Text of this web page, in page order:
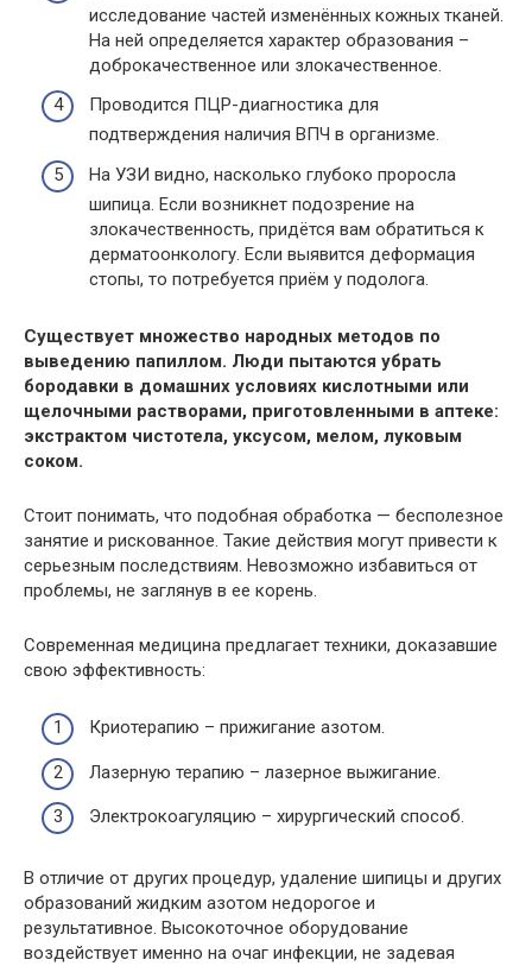
исследование частей изменённых кожных тканей.
На ней определяется характер образования –
доброкачественное или злокачественное.
Проводится ПЦР-диагностика для
подтверждения наличия ВПЧ в организме.
На УЗИ видно, насколько глубоко проросла
шипица. Если возникнет подозрение на
злокачественность, придётся вам обратиться к
дерматоонкологу. Если выявится деформация
стопы, то потребуется приём у подолога.
Существует множество народных методов по
выведению папиллом. Люди пытаются убрать
бородавки в домашних условиях кислотными или
щелочными растворами, приготовленными в аптеке:
экстрактом чистотела, уксусом, мелом, луковым
соком.
Стоит понимать, что подобная обработка — бесполезное
занятие и рискованное. Такие действия могут привести к
серьезным последствиям. Невозможно избавиться от
проблемы, не заглянув в ее корень.
Современная медицина предлагает техники, доказавшие
свою эффективность:
Криотерапию – прижигание азотом.
Лазерную терапию – лазерное выжигание.
Электрокоагуляцию – хирургический способ.
В отличие от других процедур, удаление шипицы и других
образований жидким азотом недорогое и
результативное. Высокоточное оборудование
воздействует именно на очаг инфекции, не задевая